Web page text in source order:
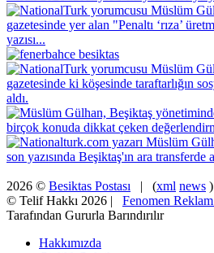
2026 © Besiktas Postası | (xml news )
© Telif Hakkı 2026 | Fenomen Reklam
Tarafından Gururla Barındırılır
Hakkımızda